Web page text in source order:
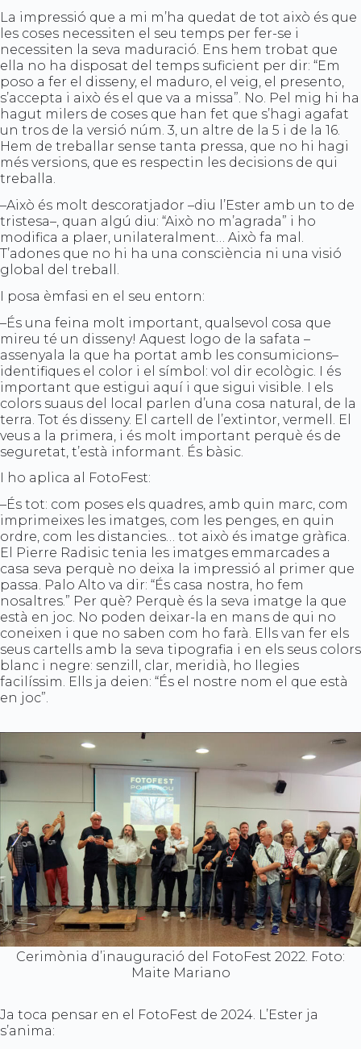
La impressió que a mi m’ha quedat de tot això és que
les coses necessiten el seu temps per fer-se i
necessiten la seva maduració. Ens hem trobat que
ella no ha disposat del temps suficient per dir: “Em
poso a fer el disseny, el maduro, el veig, el presento,
s’accepta i això és el que va a missa”. No. Pel mig hi ha
hagut milers de coses que han fet que s’hagi agafat
un tros de la versió núm. 3, un altre de la 5 i de la 16.
Hem de treballar sense tanta pressa, que no hi hagi
més versions, que es respectin les decisions de qui
treballa.
–Això és molt descoratjador –diu l’Ester amb un to de
tristesa–, quan algú diu: “Això no m’agrada” i ho
modifica a plaer, unilateralment… Això fa mal.
T’adones que no hi ha una consciència ni una visió
global del treball.
I posa èmfasi en el seu entorn:
–És una feina molt important, qualsevol cosa que
mireu té un disseny! Aquest logo de la safata –
assenyala la que ha portat amb les consumicions–
identifiques el color i el símbol: vol dir ecològic. I és
important que estigui aquí i que sigui visible. I els
colors suaus del local parlen d’una cosa natural, de la
terra. Tot és disseny. El cartell de l’extintor, vermell. El
veus a la primera, i és molt important perquè és de
seguretat, t’està informant. És bàsic.
I ho aplica al FotoFest:
–És tot: com poses els quadres, amb quin marc, com
imprimeixes les imatges, com les penges, en quin
ordre, com les distancies… tot això és imatge gràfica.
El Pierre Radisic tenia les imatges emmarcades a
casa seva perquè no deixa la impressió al primer que
passa. Palo Alto va dir: “És casa nostra, ho fem
nosaltres.” Per què? Perquè és la seva imatge la que
està en joc. No poden deixar-la en mans de qui no
coneixen i que no saben com ho farà. Ells van fer els
seus cartells amb la seva tipografia i en els seus colors
blanc i negre: senzill, clar, meridià, ho llegies
facilíssim. Ells ja deien: “És el nostre nom el que està
en joc”.
Cerimònia d’inauguració del FotoFest 2022. Foto:
Maite Mariano
Ja toca pensar en el FotoFest de 2024. L’Ester ja
s’anima: